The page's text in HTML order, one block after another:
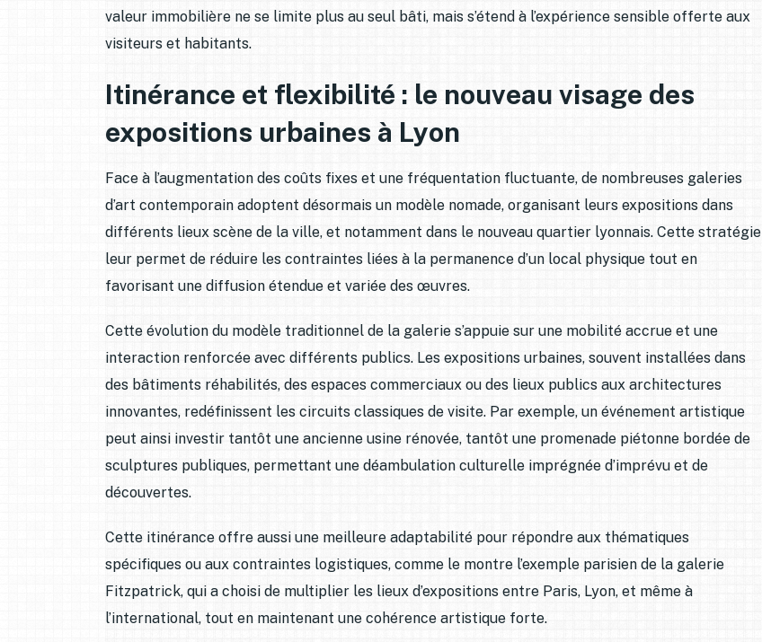
valeur immobilière ne se limite plus au seul bâti, mais s’étend à l’expérience sensible offerte aux
visiteurs et habitants.
Itinérance et flexibilité : le nouveau visage des
expositions urbaines à Lyon
Face à l’augmentation des coûts fixes et une fréquentation fluctuante, de nombreuses galeries
d’art contemporain adoptent désormais un modèle nomade, organisant leurs expositions dans
différents lieux scène de la ville, et notamment dans le nouveau quartier lyonnais. Cette stratégie
leur permet de réduire les contraintes liées à la permanence d’un local physique tout en
favorisant une diffusion étendue et variée des œuvres.
Cette évolution du modèle traditionnel de la galerie s’appuie sur une mobilité accrue et une
interaction renforcée avec différents publics. Les expositions urbaines, souvent installées dans
des bâtiments réhabilités, des espaces commerciaux ou des lieux publics aux architectures
innovantes, redéfinissent les circuits classiques de visite. Par exemple, un événement artistique
peut ainsi investir tantôt une ancienne usine rénovée, tantôt une promenade piétonne bordée de
sculptures publiques, permettant une déambulation culturelle imprégnée d’imprévu et de
découvertes.
Cette itinérance offre aussi une meilleure adaptabilité pour répondre aux thématiques
spécifiques ou aux contraintes logistiques, comme le montre l’exemple parisien de la galerie
Fitzpatrick, qui a choisi de multiplier les lieux d’expositions entre Paris, Lyon, et même à
l’international, tout en maintenant une cohérence artistique forte.